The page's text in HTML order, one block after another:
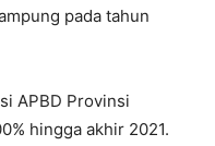
pada tahun
APBD Provinsi
hingga akhir 2021.